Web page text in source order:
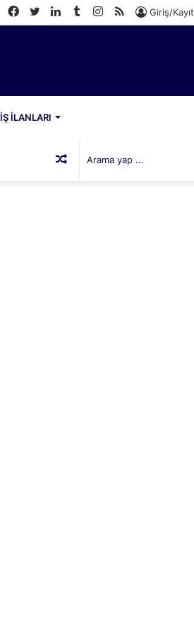
Giriş/Kayıt
RSS
Instagram
Tumblr
LinkedIn
Twitter
Facebook
İŞ İLANLARI
Rastgele